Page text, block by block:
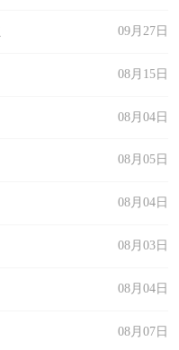
09月27日
08月15日
08月04日
08月05日
08月04日
08月03日
08月04日
08月07日